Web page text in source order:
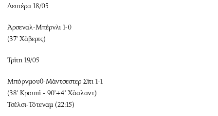
Δευτέρα 18/05
Άρσεναλ-Μπέρνλι 1-0
(37' Χάβερτς)
Τρίτη 19/05
Μπόρνμουθ-Μάντσεστερ Σίτι 1-1
(38' Κρουπί - 90'+4' Χάαλαντ)
Τσέλσι-Τότεναμ (22:15)